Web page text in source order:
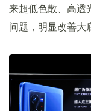
来超低色散、高透
问题，明显改善大